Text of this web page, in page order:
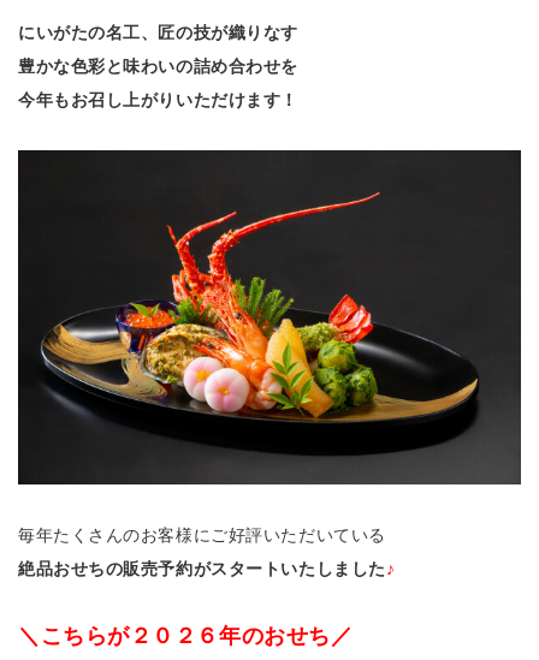
にいがたの名工、匠の技が織りなす
豊かな色彩と味わいの詰め合わせを
今年もお召し上がりいただけます！
毎年たくさんのお客様にご好評いただいている
絶品おせちの販売予約がスタートいたしました♪
＼こちらが２０２６年のおせち／